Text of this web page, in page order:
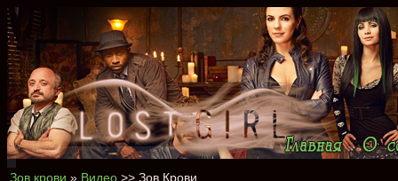
Зов крови » Видео >> Зов Крови